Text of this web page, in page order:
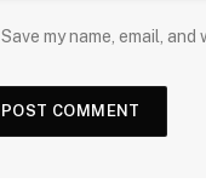
Save my name, email,